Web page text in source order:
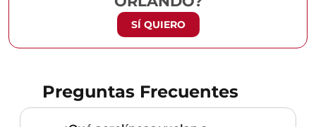
SÍ QUIERO
Preguntas Frecuentes